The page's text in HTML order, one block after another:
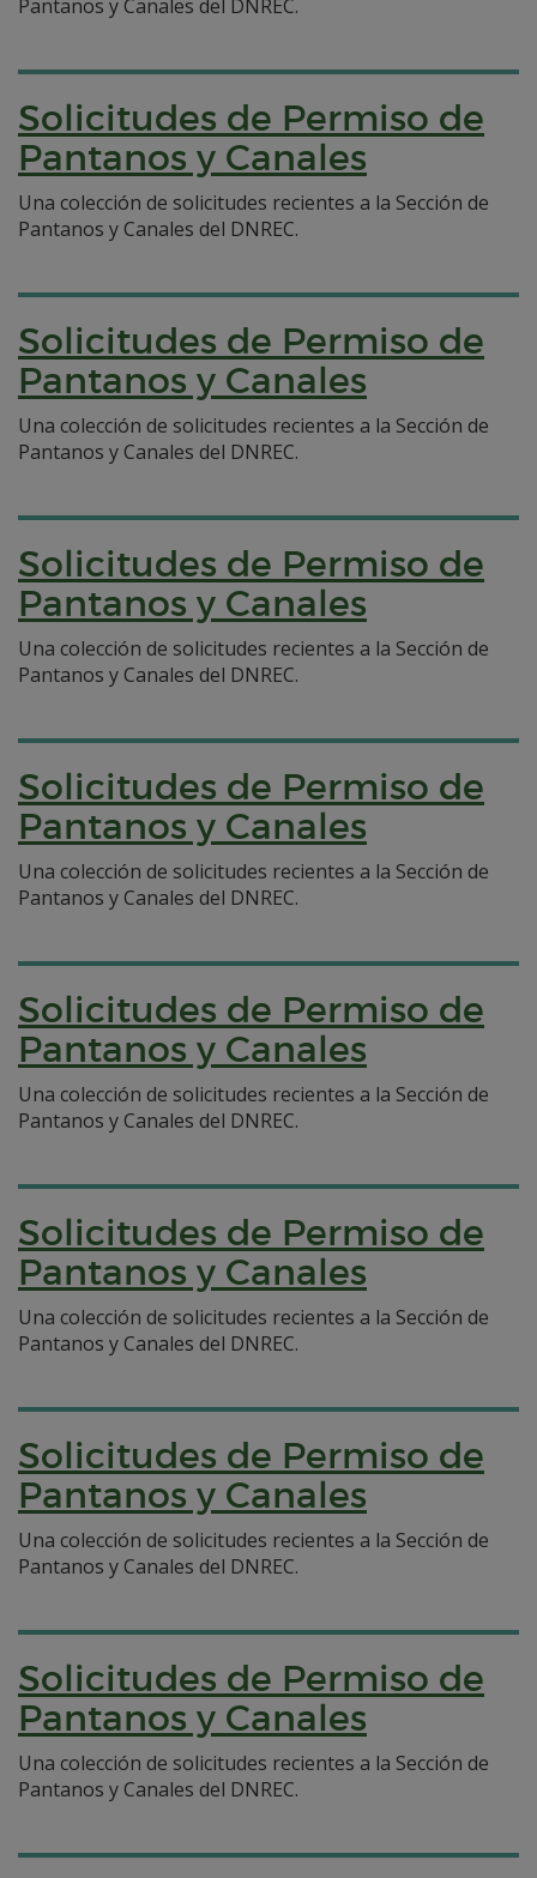
Pantanos y Canales del DNREC.
Solicitudes de Permiso de
Pantanos y Canales
Una colección de solicitudes recientes a la Sección de
Pantanos y Canales del DNREC.
Solicitudes de Permiso de
Pantanos y Canales
Una colección de solicitudes recientes a la Sección de
Pantanos y Canales del DNREC.
Solicitudes de Permiso de
Pantanos y Canales
Una colección de solicitudes recientes a la Sección de
Pantanos y Canales del DNREC.
Solicitudes de Permiso de
Pantanos y Canales
Una colección de solicitudes recientes a la Sección de
Pantanos y Canales del DNREC.
Solicitudes de Permiso de
Pantanos y Canales
Una colección de solicitudes recientes a la Sección de
Pantanos y Canales del DNREC.
Solicitudes de Permiso de
Pantanos y Canales
Una colección de solicitudes recientes a la Sección de
Pantanos y Canales del DNREC.
Solicitudes de Permiso de
Pantanos y Canales
Una colección de solicitudes recientes a la Sección de
Pantanos y Canales del DNREC.
Solicitudes de Permiso de
Pantanos y Canales
Una colección de solicitudes recientes a la Sección de
Pantanos y Canales del DNREC.